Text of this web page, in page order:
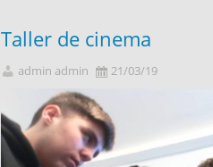
Taller de cinema
admin admin 21/03/19